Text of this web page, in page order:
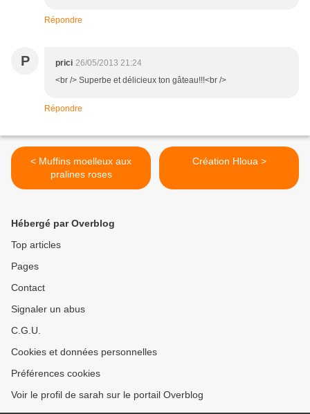
Répondre
P prici 26/05/2013 21:24
<br /> Superbe et délicieux ton gâteau!!!<br />
Répondre
< Muffins moelleux aux
pralines roses
Création Hloua >
Hébergé par Overblog
Top articles
Pages
Contact
Signaler un abus
C.G.U.
Cookies et données personnelles
Préférences cookies
Voir le profil de sarah sur le portail Overblog